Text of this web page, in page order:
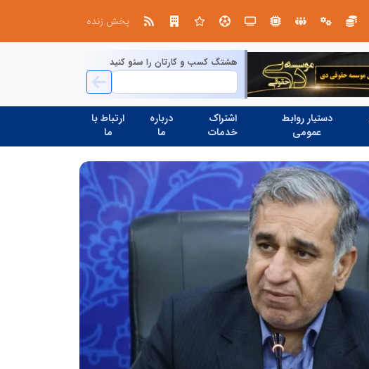
پخش زنده
هشتگ کسب و کارتان را سئو کنید
دستیار روابط
عمومی
اشتراک
خدمات
درباره
ما
ارتباط با
ما